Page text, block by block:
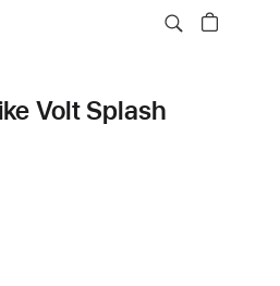
Volt Splash